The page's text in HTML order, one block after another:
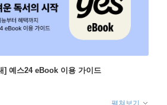
] 예스24 eBook 이용 가이드
펼쳐보기